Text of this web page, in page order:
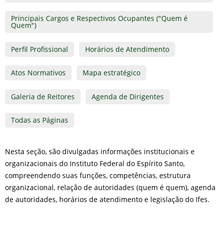
Principais Cargos e Respectivos Ocupantes ("Quem é
Quem")
Perfil Profissional Horários de Atendimento
Atos Normativos Mapa estratégico
Galeria de Reitores Agenda de Dirigentes
Todas as Páginas
Nesta seção, são divulgadas informações institucionais e
organizacionais do Instituto Federal do Espírito Santo,
compreendendo suas funções, competências, estrutura
organizacional, relação de autoridades (quem é quem), agenda
de autoridades, horários de atendimento e legislação do Ifes.